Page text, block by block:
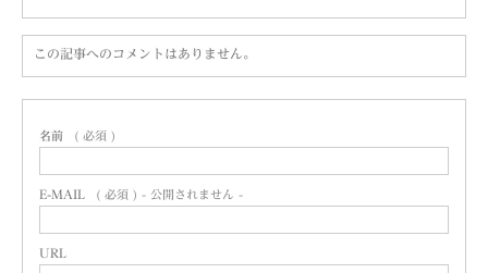
この記事へのコメントはありません。
名前 ( 必須 )
E-MAIL ( 必須 ) - 公開されません -
URL